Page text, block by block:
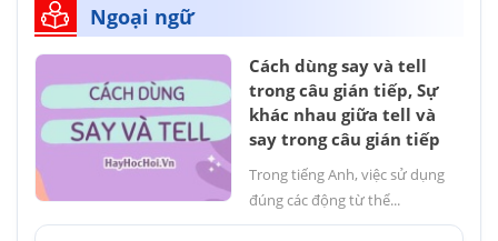
Ngoại ngữ
Cách dùng say và tell
trong câu gián tiếp, Sự
khác nhau giữa tell và
say trong câu gián tiếp
Trong tiếng Anh, việc sử dụng
đúng các động từ thể...